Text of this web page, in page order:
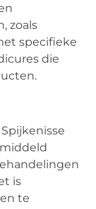
zoals
specifieke
die
is
te